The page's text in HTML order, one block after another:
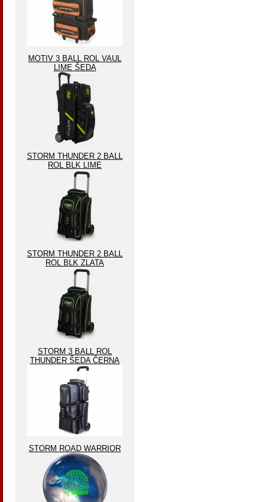
MOTIV 3 BALL ROL VAUL
LIME ŠEDA
STORM THUNDER 2 BALL
ROL BLK LIME
STORM THUNDER 2 BALL
ROL BLK ZLATA
STORM 3 BALL ROL
THUNDER ŠEDA ČERNA
STORM ROAD WARRIOR